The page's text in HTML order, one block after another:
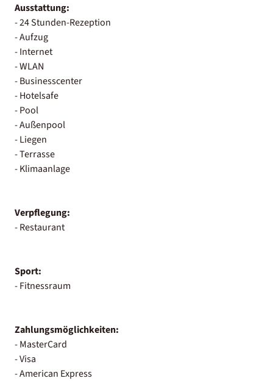
Ausstattung:
- 24 Stunden-Rezeption
- Aufzug
- Internet
- WLAN
- Businesscenter
- Hotelsafe
- Pool
- Außenpool
- Liegen
- Terrasse
- Klimaanlage
Verpflegung:
- Restaurant
Sport:
- Fitnessraum
Zahlungsmöglichkeiten:
- MasterCard
- Visa
- American Express